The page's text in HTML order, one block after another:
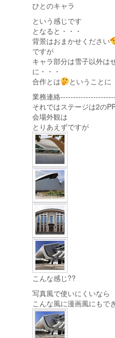
ひとのキャラ
という感じです
となると・・・
背景はおまかせください
ですが
キャラ部分は雪子以外は
に・・・
合作とは
ということに
業務連絡
それではステージは2の
会場外観は
とりあえずですが
こんな感じ??
写真風で使いにくいなら
こんな風に漫画風にもで